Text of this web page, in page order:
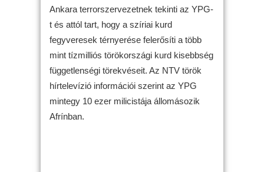
Ankara terrorszervezetnek tekinti az YPG-
t és attól tart, hogy a szíriai kurd
fegyveresek térnyerése felerősíti a több
mint tízmilliós törökországi kurd kisebbség
függetlenségi törekvéseit. Az NTV török
hírtelevízió információi szerint az YPG
mintegy 10 ezer milicistája állomásozik
Afrínban.